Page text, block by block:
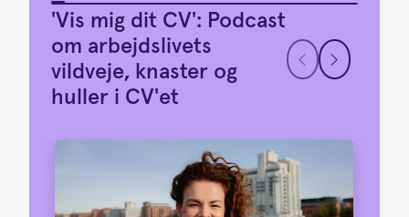
'Vis mig dit CV': Podcast
om arbejdslivets
vildveje, knaster og
huller i CV'et